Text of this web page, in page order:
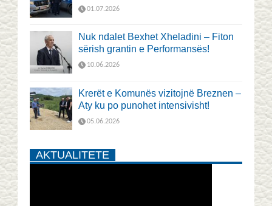
01.07.2026
Nuk ndalet Bexhet Xheladini – Fiton
sërish grantin e Performansës!
10.06.2026
Krerët e Komunës vizitojnë Breznen –
Aty ku po punohet intensivisht!
05.06.2026
AKTUALITETE